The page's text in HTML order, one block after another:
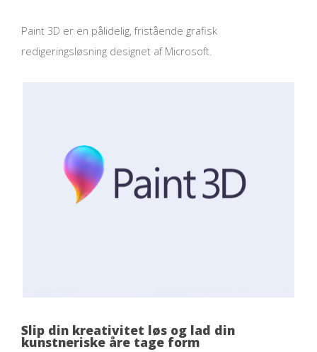
Paint 3D er en pålidelig, fristående grafisk
redigeringsløsning designet af Microsoft.
Slip din kreativitet løs og lad din
kunstneriske åre tage form